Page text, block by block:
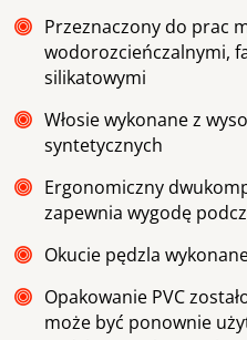
Przeznaczony do prac
wodorozcieńczalnymi,
silikatowymi
Włosie wykonane z
syntetycznych
Ergonomiczny
zapewnia wygodę
Okucie pędzla
Opakowanie PVC
może być ponownie